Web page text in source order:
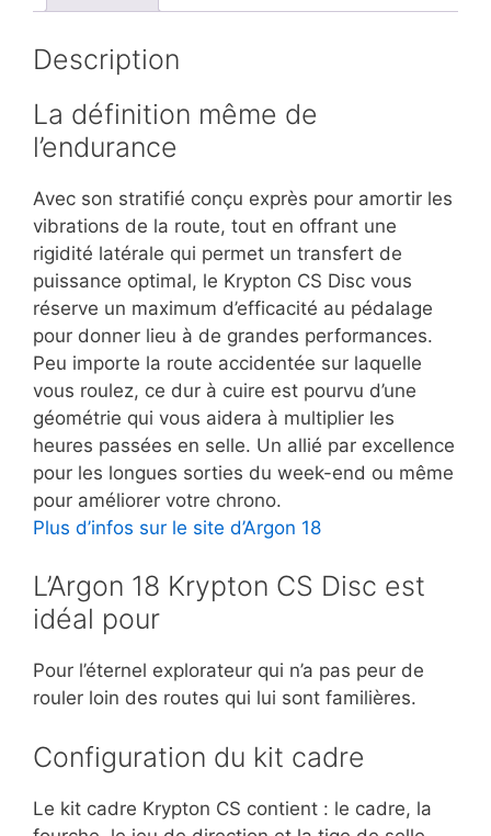
Description
La définition même de
l’endurance
Avec son stratifié conçu exprès pour amortir les
vibrations de la route, tout en offrant une
rigidité latérale qui permet un transfert de
puissance optimal, le Krypton CS Disc vous
réserve un maximum d’efficacité au pédalage
pour donner lieu à de grandes performances.
Peu importe la route accidentée sur laquelle
vous roulez, ce dur à cuire est pourvu d’une
géométrie qui vous aidera à multiplier les
heures passées en selle. Un allié par excellence
pour les longues sorties du week-end ou même
pour améliorer votre chrono.
Plus d’infos sur le site d’Argon 18
L’Argon 18 Krypton CS Disc est
idéal pour
Pour l’éternel explorateur qui n’a pas peur de
rouler loin des routes qui lui sont familières.
Configuration du kit cadre
Le kit cadre Krypton CS contient : le cadre, la